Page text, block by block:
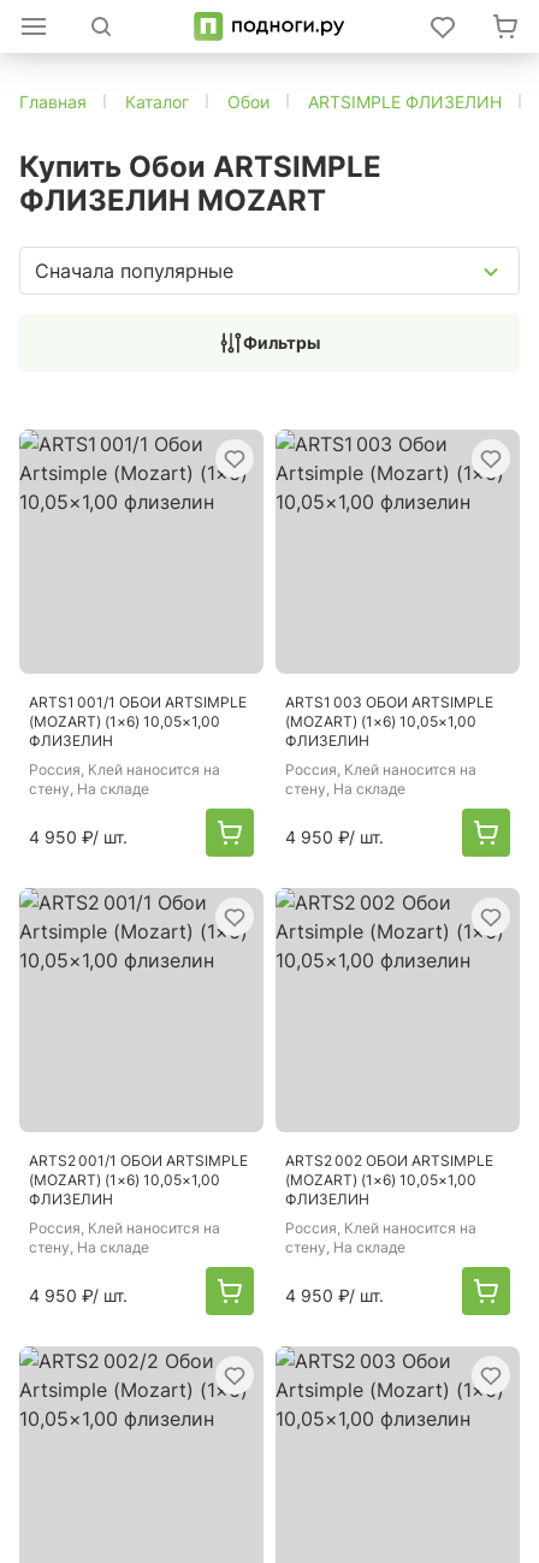
Главная Каталог Обои ARTSIMPLE ФЛИЗЕЛИН
Купить Обои ARTSIMPLE
ФЛИЗЕЛИН MOZART
Сначала популярные
Фильтры
ARTS1 001/1 ОБОИ ARTSIMPLE
(MOZART) (1×6) 10,05×1,00
ФЛИЗЕЛИН
Россия, Клей наносится на
стену, На складе
4 950 ₽/ шт.
ARTS1 003 ОБОИ ARTSIMPLE
(MOZART) (1×6) 10,05×1,00
ФЛИЗЕЛИН
Россия, Клей наносится на
стену, На складе
4 950 ₽/ шт.
ARTS2 001/1 ОБОИ ARTSIMPLE
(MOZART) (1×6) 10,05×1,00
ФЛИЗЕЛИН
Россия, Клей наносится на
стену, На складе
4 950 ₽/ шт.
ARTS2 002 ОБОИ ARTSIMPLE
(MOZART) (1×6) 10,05×1,00
ФЛИЗЕЛИН
Россия, Клей наносится на
стену, На складе
4 950 ₽/ шт.